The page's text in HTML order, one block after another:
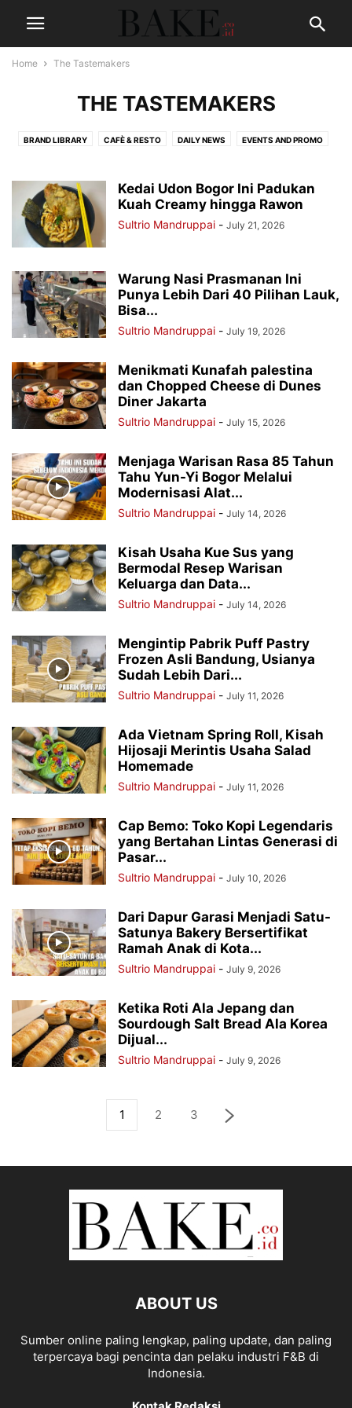
Home The Tastemakers
THE TASTEMAKERS
BRAND LIBRARY CAFÈ & RESTO DAILY NEWS EVENTS AND PROMO
Kedai Udon Bogor Ini Padukan
Kuah Creamy hingga Rawon
Sultrio Mandruppai - July 21, 2026
Warung Nasi Prasmanan Ini
Punya Lebih Dari 40 Pilihan Lauk,
Bisa...
Sultrio Mandruppai - July 19, 2026
Menikmati Kunafah palestina
dan Chopped Cheese di Dunes
Diner Jakarta
Sultrio Mandruppai - July 15, 2026
Menjaga Warisan Rasa 85 Tahun
Tahu Yun-Yi Bogor Melalui
Modernisasi Alat...
Sultrio Mandruppai - July 14, 2026
Kisah Usaha Kue Sus yang
Bermodal Resep Warisan
Keluarga dan Data...
Sultrio Mandruppai - July 14, 2026
Mengintip Pabrik Puff Pastry
Frozen Asli Bandung, Usianya
Sudah Lebih Dari...
Sultrio Mandruppai - July 11, 2026
Ada Vietnam Spring Roll, Kisah
Hijosaji Merintis Usaha Salad
Homemade
Sultrio Mandruppai - July 11, 2026
Cap Bemo: Toko Kopi Legendaris
yang Bertahan Lintas Generasi di
Pasar...
Sultrio Mandruppai - July 10, 2026
Dari Dapur Garasi Menjadi Satu-
Satunya Bakery Bersertifikat
Ramah Anak di Kota...
Sultrio Mandruppai - July 9, 2026
Ketika Roti Ala Jepang dan
Sourdough Salt Bread Ala Korea
Dijual...
Sultrio Mandruppai - July 9, 2026
1 2 3
ABOUT US
Sumber online paling lengkap, paling update, dan paling
terpercaya bagi pencinta dan pelaku industri F&B di
Indonesia.